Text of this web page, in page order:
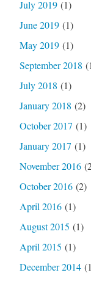
July 2019(1)
June 2019(1)
May 2019(1)
September 2018
July 2018 (1)
January 2018 (2)
October 2017 (1)
January 2017 (1)
November 2016
October 2016(2)
April 2016(1)
August 2015 (1)
April 2015 (1)
December 2014